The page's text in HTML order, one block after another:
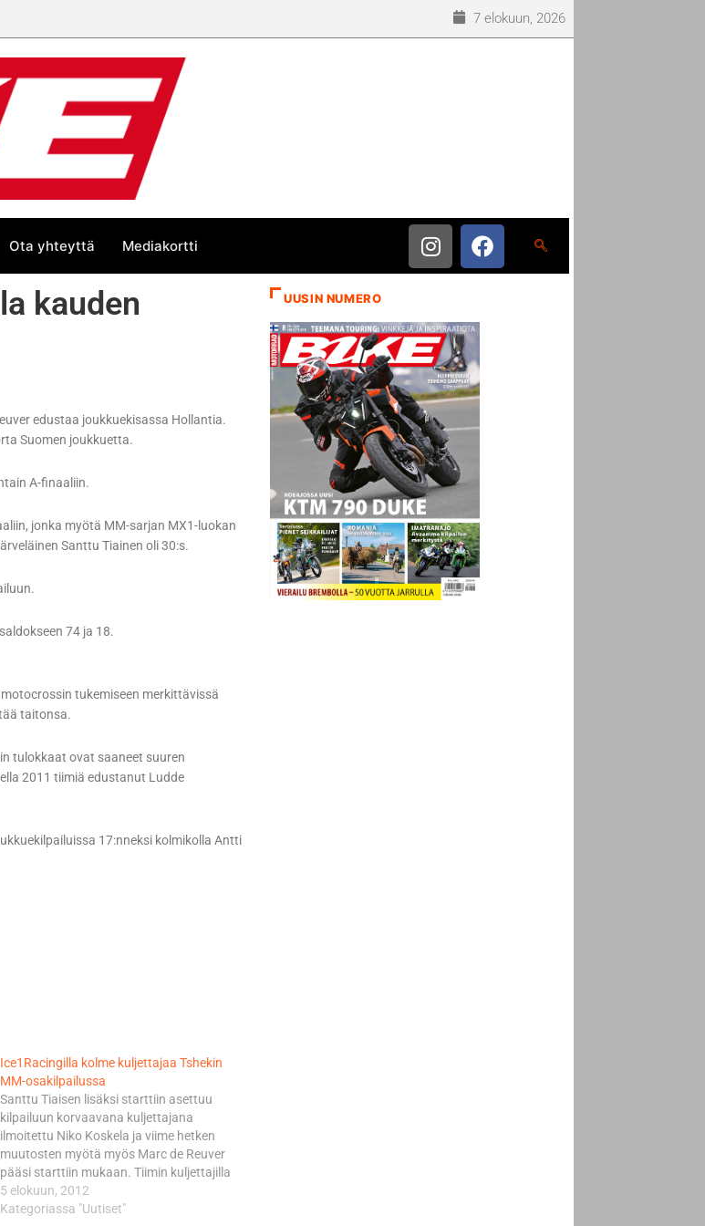
7 elokuun, 2026
Ota yhteyttä Mediakortti
kauden
edustaa joukkuekisassa Hollantia.
Suomen joukkuetta.
A-finaaliin.
jonka myötä MM-sarjan MX1-luokan
Santtu Tiainen oli 30:s.
74 ja 18.
tukemiseen merkittävissä
taitonsa.
tulokkaat ovat saaneet suuren
2011 tiimiä edustanut Ludde
17:nneksi kolmikolla Antti
Ice1Racingilla kolme kuljettajaa Tshekin
MM-osakilpailussa
Santtu Tiaisen lisäksi starttiin asettuu
kilpailuun korvaavana kuljettajana
ilmoitettu Niko Koskela ja viime hetken
muutosten myötä myös Marc de Reuver
pääsi starttiin mukaan. Tiimin kuljettajilla
on kolmen viikon testitauko takana ja
paluu sarjaan on toiveikas. Karsinnassa
5 elokuun, 2012
Kategoriassa "Uutiset"
UUSIN NUMERO